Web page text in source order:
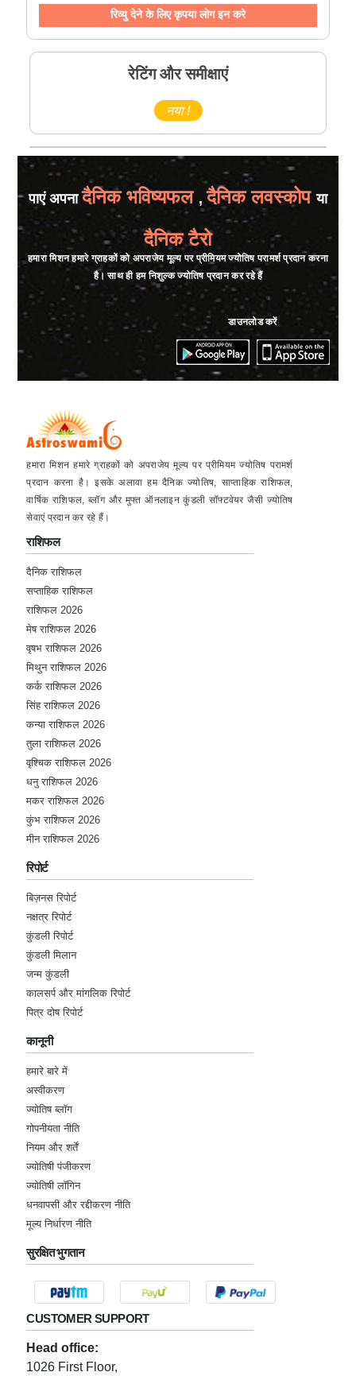
रिव्यु देने के लिए कृपया लोग इन करे
रेटिंग और समीक्षाएं
नया !
पाएं अपनादैनिक भविष्यफल , दैनिक लवस्कोपया
दैनिक टैरो
हमारा मिशन हमारे ग्राहकों को अपराजेय मूल्य पर प्रीमियम ज्योतिष परामर्श प्रदान करना
है। साथ ही हम निशुल्क ज्योतिष प्रदान कर रहे हैं
डाउनलोड करें
हमारा मिशन हमारे ग्राहकों को अपराजेय मूल्य पर प्रीमियम ज्योतिष परामर्श
प्रदान करना है। इसके अलावा हम दैनिक ज्योतिष, साप्ताहिक राशिफल,
वार्षिक राशिफल, ब्लॉग और मुफ्त ऑनलाइन कुंडली सॉफ्टवेयर जैसी ज्योतिष
सेवाएं प्रदान कर रहे हैं।
राशिफल
दैनिक राशिफल
सप्ताहिक राशिफल
राशिफल 2026
मेष राशिफल 2026
वृषभ राशिफल 2026
मिथुन राशिफल 2026
कर्क राशिफल 2026
सिंह राशिफल 2026
कन्या राशिफल 2026
तुला राशिफल 2026
वृश्चिक राशिफल 2026
धनु राशिफल 2026
मकर राशिफल 2026
कुंभ राशिफल 2026
मीन राशिफल 2026
रिपोर्ट
बिज़नस रिपोर्ट
नक्षत्र रिपोर्ट
कुंडली रिपोर्ट
कुंडली मिलान
जन्म कुंडली
कालसर्प और मांगलिक रिपोर्ट
पित्र दोष रिपोर्ट
कानूनी
हमारे बारे में
अस्वीकरण
ज्योतिष ब्लॉग
गोपनीयता नीति
नियम और शर्तें
ज्योतिषी पंजीकरण
ज्योतिषी लॉगिन
धनवापसी और रद्दीकरण नीति
मूल्य निर्धारण नीति
सुरक्षित भुगतान
CUSTOMER SUPPORT
Head office:
1026 First Floor,